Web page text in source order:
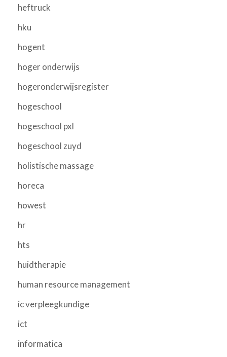
heftruck
hku
hogent
hoger onderwijs
hogeronderwijsregister
hogeschool
hogeschool pxl
hogeschool zuyd
holistische massage
horeca
howest
hr
hts
huidtherapie
human resource management
ic verpleegkundige
ict
informatica